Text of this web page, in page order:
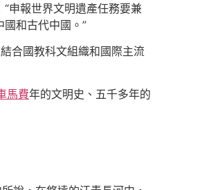
申報世界文明遺產任務要兼
和古代中國。”
合國教科文組織和國際主流
馬費年的文明史、五千多年的